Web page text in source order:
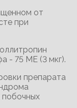
от
при
- 75 МЕ (3 мкг).
препарата
побочных